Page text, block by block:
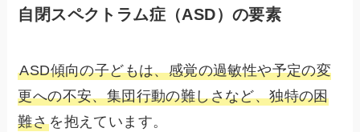
自閉スペクトラム症（ASD）の要素
ASD傾向の子どもは、感覚の過敏性や予定の変
更への不安、集団行動の難しさなど、独特の困
難さを抱えています。